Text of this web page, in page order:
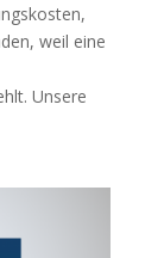
weil eine
Unsere